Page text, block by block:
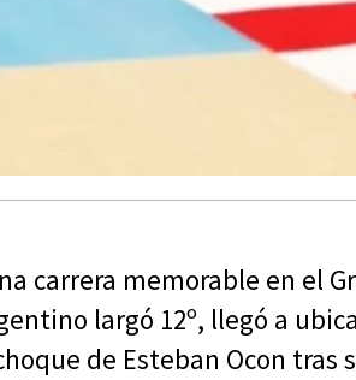
carrera memorable en el
largó 12º, llegó a
de Esteban Ocon tras